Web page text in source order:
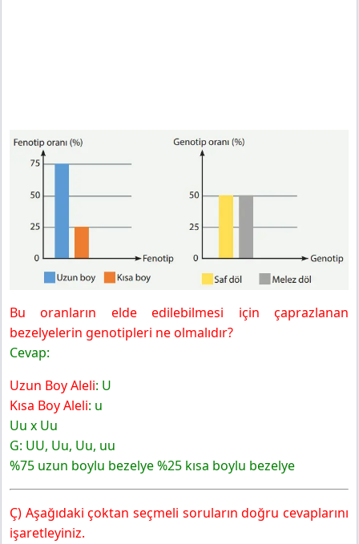
Bu oranların elde edilebilmesi için çaprazlanan
bezelyelerin genotipleri ne olmalıdır?
Cevap:
Uzun Boy Aleli: U
Kısa Boy Aleli: u
Uu x Uu
G: UU, Uu, Uu, uu
%75 uzun boylu bezelye %25 kısa boylu bezelye
Ç) Aşağıdaki çoktan seçmeli soruların doğru cevaplarını
işaretleyiniz.